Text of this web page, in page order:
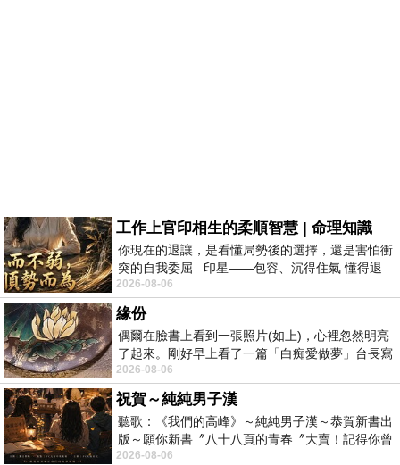
工作上官印相生的柔順智慧 | 命理知識
你現在的退讓，是看懂局勢後的選擇，還是害怕衝
突的自我委屈 印星——包容、沉得住氣 懂得退
一步觀察，不會
2026-08-06
緣份
偶爾在臉書上看到一張照片(如上)，心裡忽然明亮
了起來。剛好早上看了一篇「白痴愛做夢」台長寫
的貼文，在回顧年輕時瘋狂愛上
2026-08-06
祝賀～純純男子漢
聽歌：《我們的高峰》～純純男子漢～恭賀新書出
版～願你新書〞八十八頁的青春〞大賣！記得你曾
經在我的版留言…「好讚的圖^^感覺大家
2026-08-06